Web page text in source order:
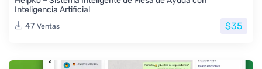
Inteligencia Artificial
47 Ventas $35